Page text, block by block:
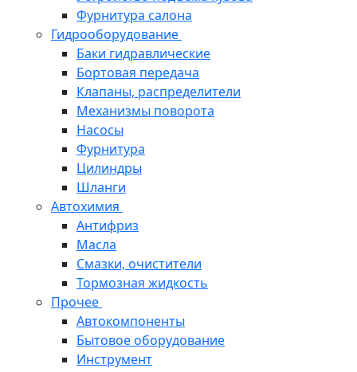
Фурнитура салона
Гидрооборудование
Баки гидравлические
Бортовая передача
Клапаны, распределители
Механизмы поворота
Насосы
Фурнитура
Цилиндры
Шланги
Автохимия
Антифриз
Масла
Смазки, очистители
Тормозная жидкость
Прочее
Автокомпоненты
Бытовое оборудование
Инструмент